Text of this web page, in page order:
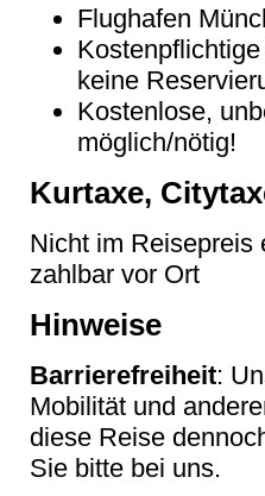
Flughafen
keine
Kostenlose,
möglich/nötig!
Kurtaxe,
Nicht im Reisepreis
zahlbar vor Ort
Hinweise
Barrierefreiheit:
Mobilität und
diese Reise
Sie bitte bei uns.